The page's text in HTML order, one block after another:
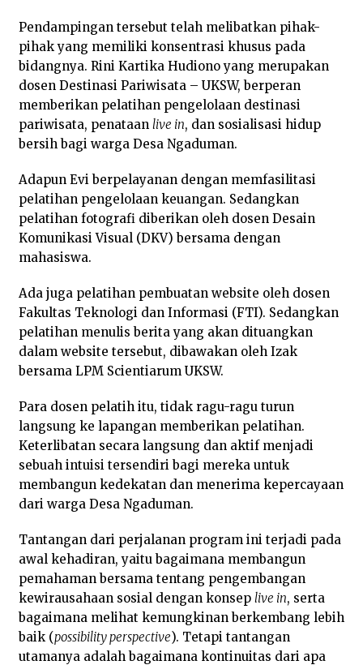
Pendampingan tersebut telah melibatkan pihak-
pihak yang memiliki konsentrasi khusus pada
bidangnya. Rini Kartika Hudiono yang merupakan
dosen Destinasi Pariwisata – UKSW, berperan
memberikan pelatihan pengelolaan destinasi
pariwisata, penataan live in, dan sosialisasi hidup
bersih bagi warga Desa Ngaduman.
Adapun Evi berpelayanan dengan memfasilitasi
pelatihan pengelolaan keuangan. Sedangkan
pelatihan fotografi diberikan oleh dosen Desain
Komunikasi Visual (DKV) bersama dengan
mahasiswa.
Ada juga pelatihan pembuatan website oleh dosen
Fakultas Teknologi dan Informasi (FTI). Sedangkan
pelatihan menulis berita yang akan dituangkan
dalam website tersebut, dibawakan oleh Izak
bersama LPM Scientiarum UKSW.
Para dosen pelatih itu, tidak ragu-ragu turun
langsung ke lapangan memberikan pelatihan.
Keterlibatan secara langsung dan aktif menjadi
sebuah intuisi tersendiri bagi mereka untuk
membangun kedekatan dan menerima kepercayaan
dari warga Desa Ngaduman.
Tantangan dari perjalanan program ini terjadi pada
awal kehadiran, yaitu bagaimana membangun
pemahaman bersama tentang pengembangan
kewirausahaan sosial dengan konsep live in, serta
bagaimana melihat kemungkinan berkembang lebih
baik (possibility perspective). Tetapi tantangan
utamanya adalah bagaimana kontinuitas dari apa